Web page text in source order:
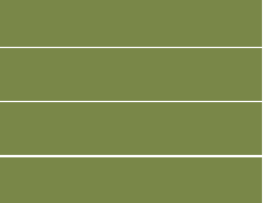
Ledwójcik